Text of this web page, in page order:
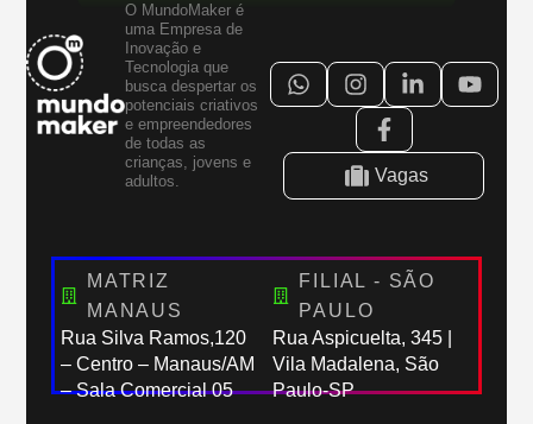
O MundoMaker é
uma Empresa de
Inovação e
Tecnologia que
busca despertar os
potenciais criativos
e empreendedores
de todas as
crianças, jovens e
adultos.
Vagas
MATRIZ
MANAUS
Rua Silva Ramos,120
– Centro – Manaus/AM
– Sala Comercial 05
FILIAL - SÃO
PAULO
Rua Aspicuelta, 345 |
Vila Madalena, São
Paulo-SP